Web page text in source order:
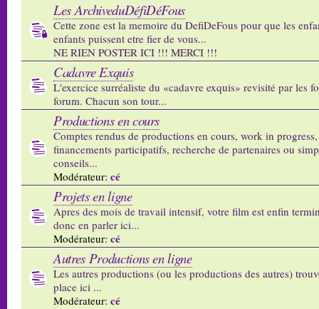
Les ArchiveduDéfiDéFous
Cette zone est la memoire du DefiDeFous pour que les
enfants puissent etre fier de vous...
NE RIEN POSTER ICI !!! MERCI !!!
Cadavre Exquis
L'exercice surréaliste du «cadavre exquis» revisité par les
forum. Chacun son tour...
Productions en cours
Comptes rendus de productions en cours, work in
financements participatifs, recherche de partenaires ou
conseils...
Modérateur: cé
Projets en ligne
Apres des mois de travail intensif, votre film est enfin
donc en parler ici...
Modérateur: cé
Autres Productions en ligne
Les autres productions (ou les productions des autres)
place ici ...
Modérateur: cé